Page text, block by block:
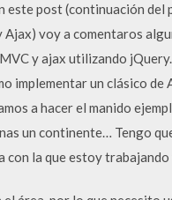
este post (continuación
Ajax) voy a comentaros
y ajax utilizando
implementar un clásico de
a hacer el manido
un continente… Tengo
con la que estoy trabajando